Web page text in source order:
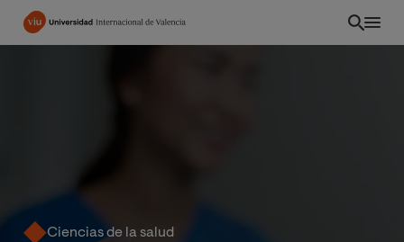
Pasar
Ciencias de la salud